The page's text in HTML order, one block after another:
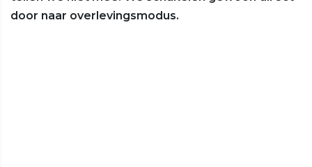
door naar overlevingsmodus.